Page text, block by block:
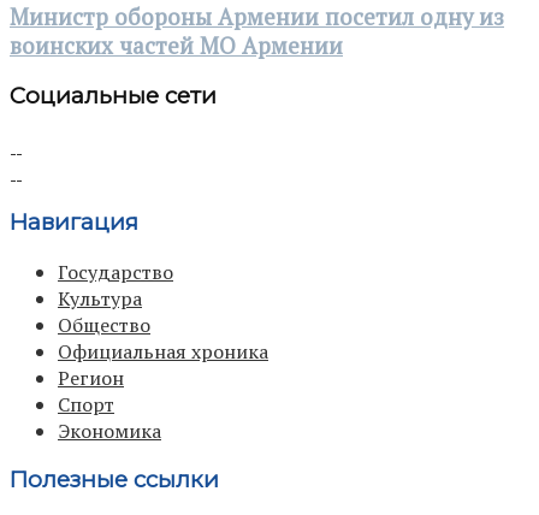
Министр обороны Армении посетил одну из
воинских частей МО Армении
Социальные сети
Навигация
Государство
Культура
Общество
Официальная хроника
Регион
Спорт
Экономика
Полезные ссылки